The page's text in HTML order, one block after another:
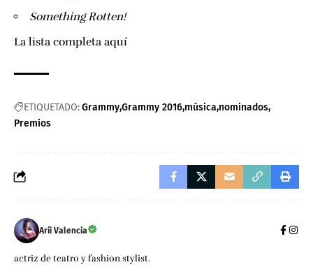
Something Rotten!
La lista completa aquí
ETIQUETADO:GrammyGrammy 2016 música nominados
Premios
Arii Valencia
actriz de teatro y fashion stylist.